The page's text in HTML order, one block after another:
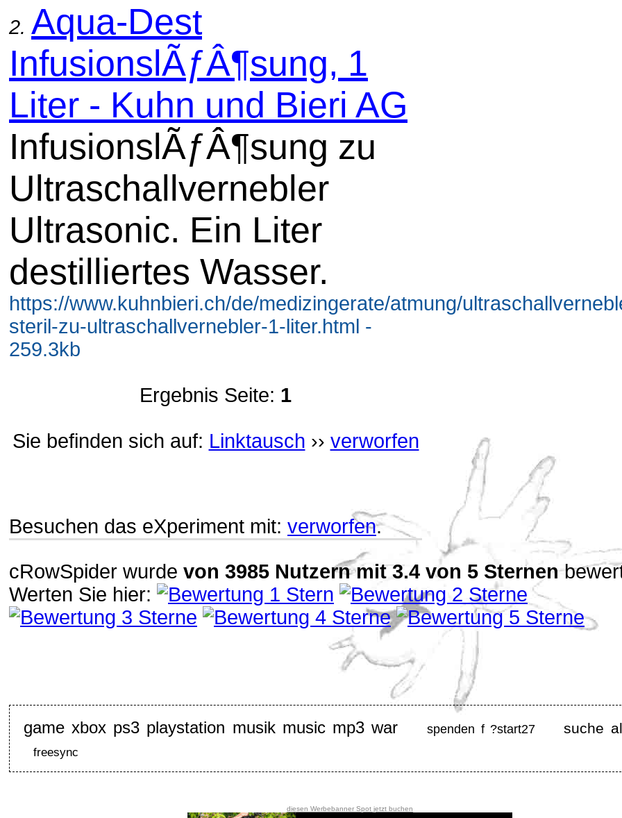
2. Aqua-Dest
InfusionslÃƒÂ¶sung, 1
Liter - Kuhn und Bieri AG
InfusionslÃƒÂ¶sung zu
Ultraschallvernebler
Ultrasonic. Ein Liter
destilliertes Wasser.
https://www.kuhnbieri.ch/de/medizingerate/atmung/
steril-zu-ultraschallvernebler-1-liter.html -
259.3kb
Ergebnis Seite: 1
Sie befinden sich auf: Linktausch ›› verworfen
Besuchen das eXperiment mit: verworfen.
cRowSpider wurde von 3985 Nutzernmit3.4 von 5 Sternen
Werten Sie hier:
game xbox ps3 playstation musik music mp3 war spenden f ?start27 suche
freesync
diesen Werbebanner Spot jetzt buchen